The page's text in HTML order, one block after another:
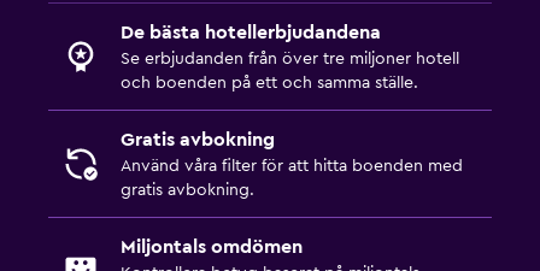
De bästa hotellerbjudandena
Se erbjudanden från över tre miljoner hotell
och boenden på ett och samma ställe.
Gratis avbokning
Använd våra filter för att hitta boenden med
gratis avbokning.
Miljontals omdömen